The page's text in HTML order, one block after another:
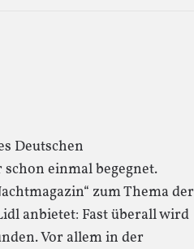
Deutschen
einmal begegnet.
zum Thema der
anbietet: Fast überall wird
Vor allem in der